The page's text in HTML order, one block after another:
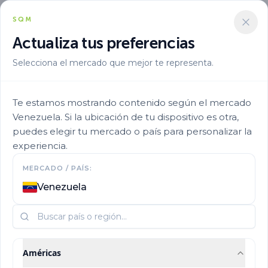
SQM
Actualiza tus preferencias
Selecciona el mercado que mejor te representa.
Te estamos mostrando contenido según el mercado
Venezuela. Si la ubicación de tu dispositivo es otra,
puedes elegir tu mercado o país para personalizar la
experiencia.
MERCADO / PAÍS:
Venezuela
Américas
Desarrollo Sostenible en SQM
Impulsando la
sostenibilidad
para un futuro mejor